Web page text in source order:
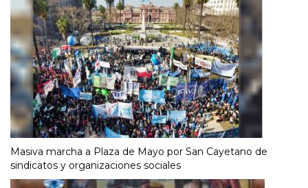
Masiva marcha a Plaza de Mayo por San Cayetano de
sindicatos y organizaciones sociales